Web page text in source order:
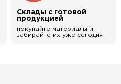
Склады с готовой
продукцией
покупайте материалы и
забирайте их уже сегодня